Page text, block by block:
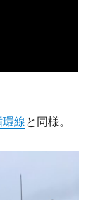
線と同様。